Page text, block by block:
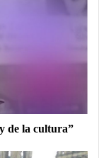
de la cultura”